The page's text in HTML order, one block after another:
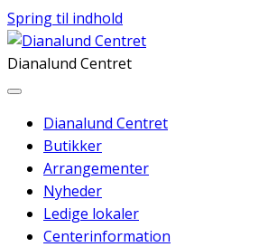
Spring til indhold
Dianalund Centret
Dianalund Centret
Butikker
Arrangementer
Nyheder
Ledige lokaler
Centerinformation